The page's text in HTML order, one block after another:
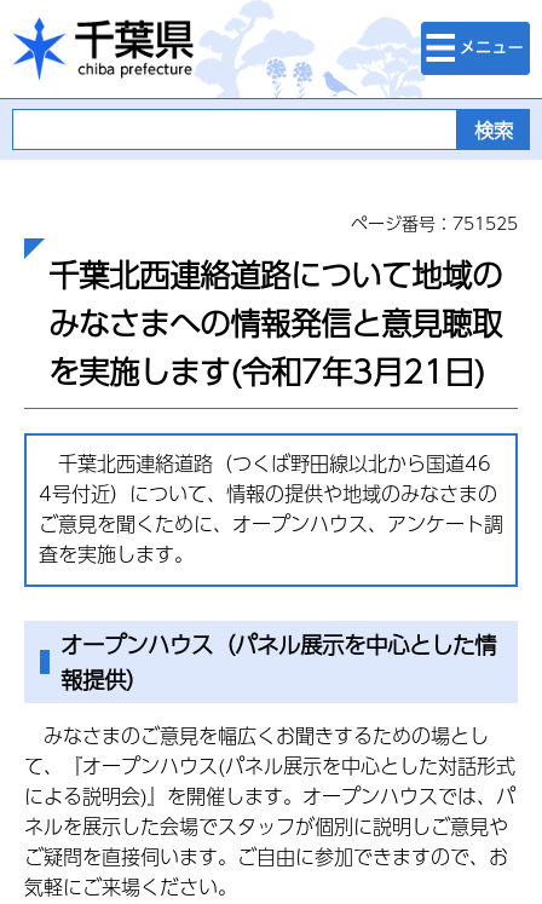
千葉県
検索・メニュ
ー
ページ番号：751525
千葉北西連絡道路について地域の
みなさまへの情報発信と意見聴取
を実施します(令和7年3月21日)
千葉北西連絡道路（つくば野田線以北から国道46
4号付近）について、情報の提供や地域のみなさまの
ご意見を聞くために、オープンハウス、アンケート調
査を実施します。
オープンハウス（パネル展示を中心とした情
報提供）
みなさまのご意見を幅広くお聞きするための場とし
て、『オープンハウス(パネル展示を中心とした対話形式
による説明会)』を開催します。オープンハウスでは、パ
ネルを展示した会場でスタッフが個別に説明しご意見や
ご疑問を直接伺います。ご自由に参加できますので、お
気軽にご来場ください。